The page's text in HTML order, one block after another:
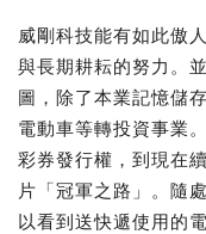
威剛科技能有如此傲
與長期耕耘的努力。
圖，除了本業記憶儲
電動車等轉投資事業
彩券發行權，到現在
片「冠軍之路」。隨
以看到送快遞使用的